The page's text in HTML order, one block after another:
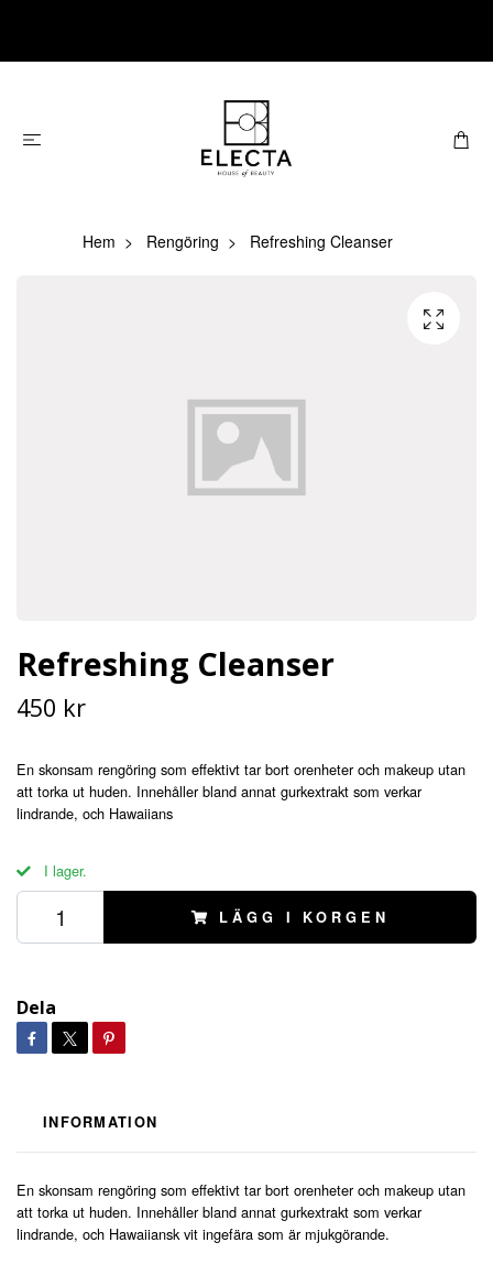
Hem Rengöring Refreshing Cleanser
Refreshing Cleanser
450 kr
En skonsam rengöring som effektivt tar bort orenheter och makeup utan
att torka ut huden. Innehåller bland annat gurkextrakt som verkar
lindrande, och Hawaiians
I lager.
LÄGG I KORGEN
Dela
INFORMATION
En skonsam rengöring som effektivt tar bort orenheter och makeup utan
att torka ut huden. Innehåller bland annat gurkextrakt som verkar
lindrande, och Hawaiiansk vit ingefära som är mjukgörande.